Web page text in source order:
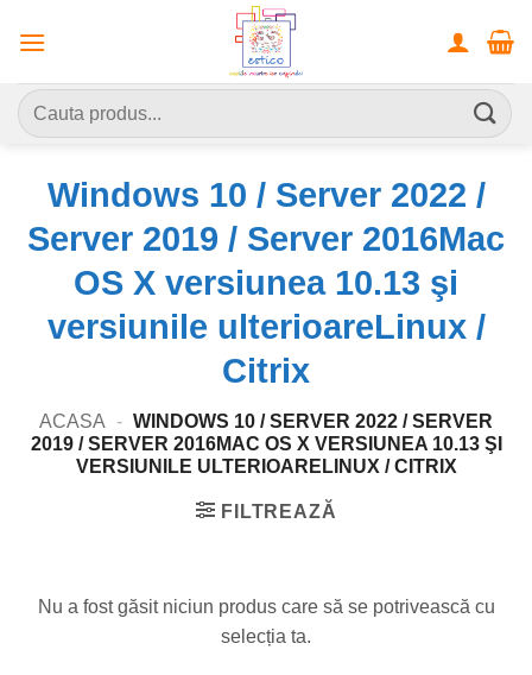
Caută
după:
Windows 10 / Server 2022 /
Server 2019 / Server 2016Mac
OS X versiunea 10.13 şi
versiunile ulterioareLinux /
Citrix
ACASA - WINDOWS 10 / SERVER 2022 / SERVER
2019 / SERVER 2016MAC OS X VERSIUNEA 10.13 ŞI
VERSIUNILE ULTERIOARELINUX / CITRIX
FILTREAZĂ
Nu a fost găsit niciun produs care să se potrivească cu
selecția ta.